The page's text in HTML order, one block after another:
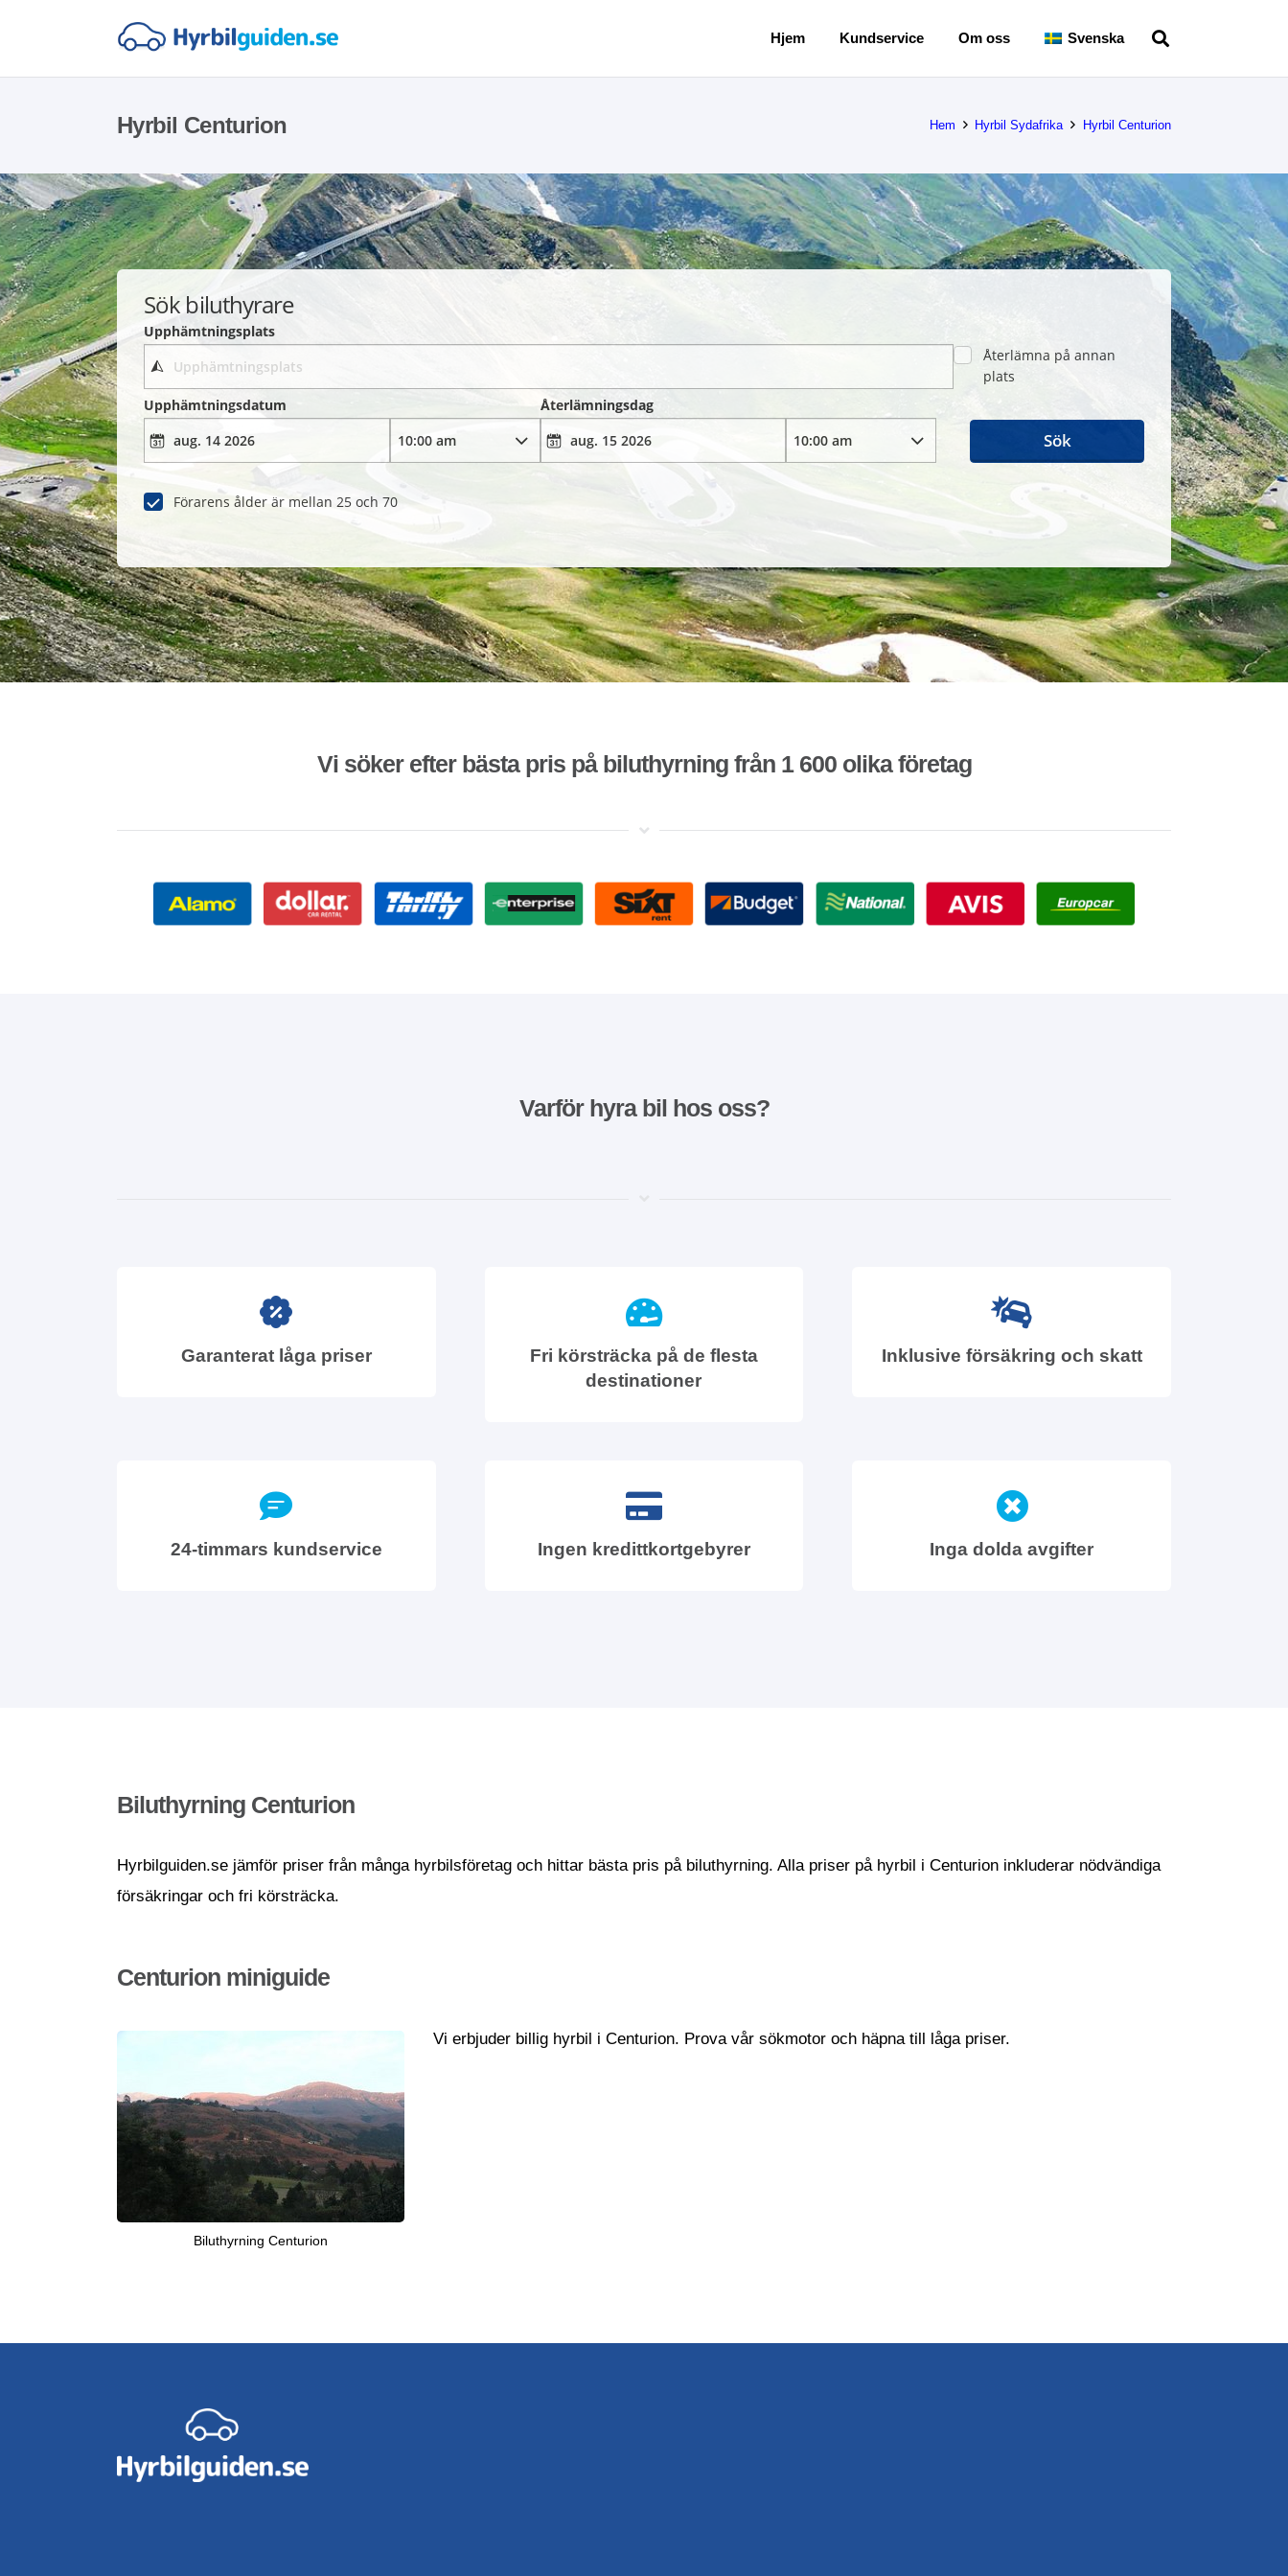
Hjem Kundservice Om oss Svenska
Hyrbil Centurion Hem Hyrbil Sydafrika Hyrbil Centurion
Sök biluthyrare
Upphämtningsplats
Återlämna på annan
plats
Upphämtningsdatum
Återlämningsdag
Förarens ålder är mellan 25 och 70
Sök
Vi söker efter bästa pris på biluthyrning från 1 600 olika företag
Varför hyra bil hos oss?
Garanterat låga priser
Fri körsträcka på de flesta
destinationer
Inklusive försäkring och skatt
24-timmars kundservice Ingen kredittkortgebyrer Inga dolda avgifter
Biluthyrning Centurion
Hyrbilguiden.se jämför priser från många hyrbilsföretag och hittar bästa pris på biluthyrning. Alla priser på hyrbil i Centurion inkluderar nödvändiga
försäkringar och fri körsträcka.
Centurion miniguide
Biluthyrning Centurion
Vi erbjuder billig hyrbil i Centurion. Prova vår sökmotor och häpna till låga priser.